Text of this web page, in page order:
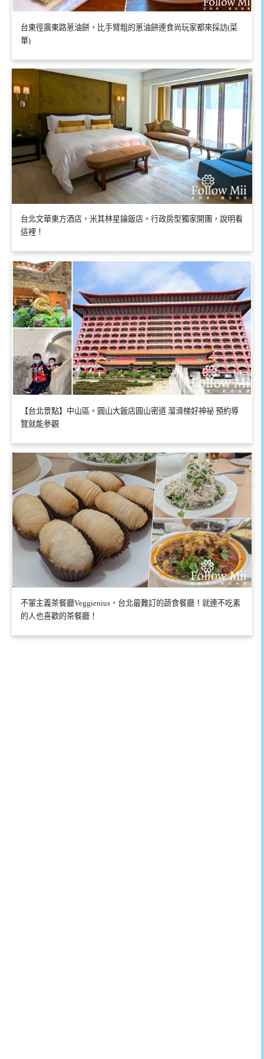
台東徑廣東路蔥油餅，比手臂粗的蔥油餅連食尚玩家都來採訪(菜
單)
台北文華東方酒店，米其林星鑰飯店。行政房型獨家開團，說明看
這裡！
【台北景點】中山區。圓山大飯店圓山密道 溜滑梯好神祕 預約導
覽就能參觀
不葷主義茶餐廳Veggienius，台北最難訂的蔬食餐廳！就連不吃素
的人也喜歡的茶餐廳！